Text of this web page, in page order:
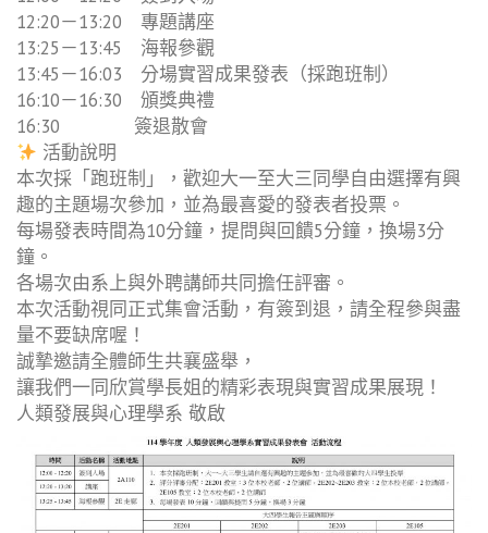
12:20－13:20 專題講座
13:25－13:45 海報參觀
13:45－16:03 分場實習成果發表（採跑班制）
16:10－16:30 頒獎典禮
16:30 簽退散會
活動說明
本次採「跑班制」，歡迎大一至大三同學自由選擇有興
趣的主題場次參加，並為最喜愛的發表者投票。
每場發表時間為10分鐘，提問與回饋5分鐘，換場3分
鐘。
各場次由系上與外聘講師共同擔任評審。
本次活動視同正式集會活動，有簽到退，請全程參與盡
量不要缺席喔！
誠摯邀請全體師生共襄盛舉，
讓我們一同欣賞學長姐的精彩表現與實習成果展現！
人類發展與心理學系 敬啟